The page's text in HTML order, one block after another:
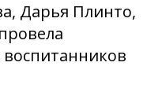
Дарья Плинто,